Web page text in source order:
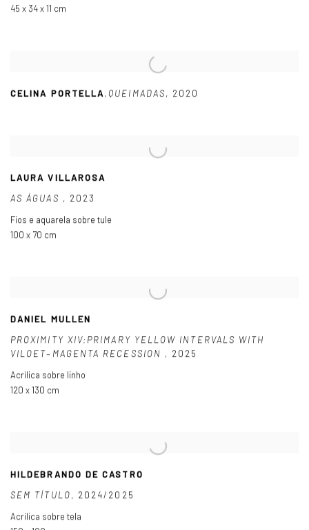
45 x 34 x 11 cm
CELINA PORTELLA,QUEIMADAS, 2020
LAURA VILLAROSA
AS ÁGUAS , 2023
Fios e aquarela sobre tule
100 x 70 cm
DANIEL MULLEN
PROXIMITY XIV:PRIMARY YELLOW INTERVALS WITH
VILOET–MAGENTA RECESSION , 2025
Acrílica sobre linho
120 x 130 cm
HILDEBRANDO DE CASTRO
SEM TÍTULO, 2024/2025
Acrílica sobre tela